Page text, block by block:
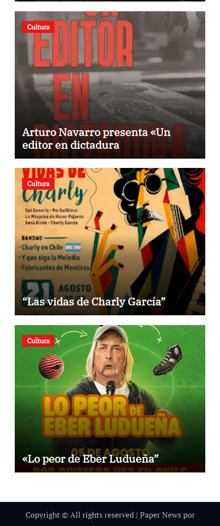
Cultura
Arturo Navarro presenta «Un
editor en dictadura
Cultura
“Las vidas de Charly García”
Cultura
«Lo peor de Eber Ludueña”
Copyright © All rights reserved | Paper News por